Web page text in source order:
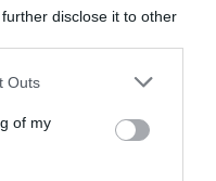
disclose it to other
one or more Google
You may click to
its third-party tags to
in below Google
Outs
of my